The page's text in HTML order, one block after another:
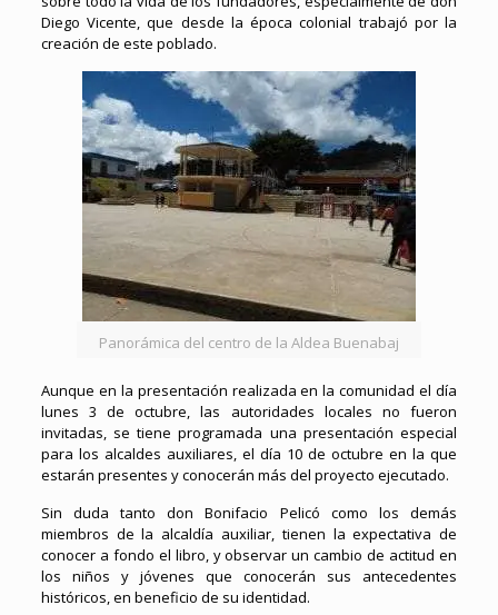
Diego Vicente, que desde la época colonial trabajó por la
creación de este poblado.
Panorámica del centro de la Aldea Buenabaj
Aunque en la presentación realizada en la comunidad el día
lunes 3 de octubre, las autoridades locales no fueron
invitadas, se tiene programada una presentación especial
para los alcaldes auxiliares, el día 10 de octubre en la que
estarán presentes y conocerán más del proyecto ejecutado.
Sin duda tanto don Bonifacio Pelicó como los demás
miembros de la alcaldía auxiliar, tienen la expectativa de
conocer a fondo el libro, y observar un cambio de actitud en
los niños y jóvenes que conocerán sus antecedentes
históricos, en beneficio de su identidad.